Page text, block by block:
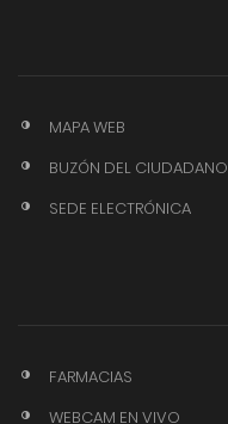
MAPA WEB
BUZÓN DEL CIUDADANO
SEDE ELECTRÓNICA
FARMACIAS
WEBCAM EN VIVO